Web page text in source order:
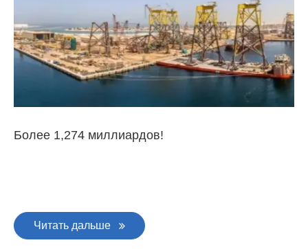
Более 1,274 миллиардов!
Читать дальше